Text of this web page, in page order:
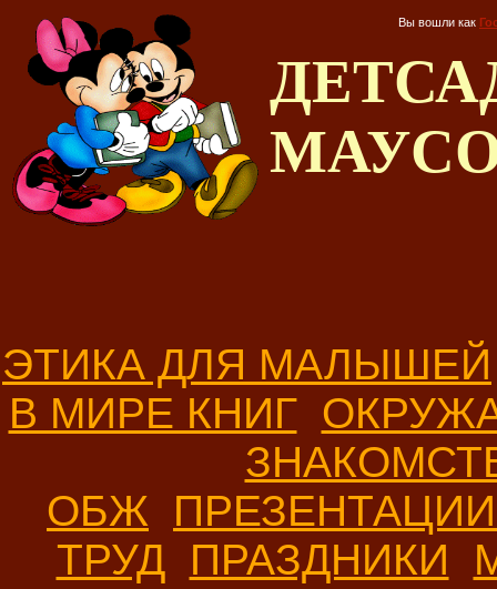
Вы вошли как
ЭТИКА ДЛЯ МАЛЫШЕЙ
В МИРЕ КНИГ
ОБЖ
ТРУД ПРАЗДНИКИ